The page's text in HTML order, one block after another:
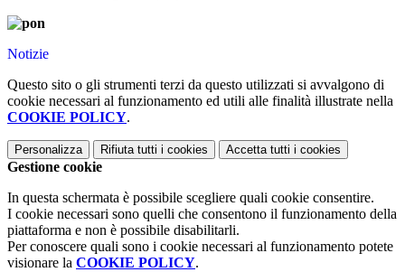
Notizie
Questo sito o gli strumenti terzi da questo utilizzati si avvalgono di
cookie necessari al funzionamento ed utili alle finalità illustrate nella
COOKIE POLICY.
Personalizza Rifiuta tutti i cookies Accetta tutti i cookies
Gestione cookie
In questa schermata è possibile scegliere quali cookie consentire.
I cookie necessari sono quelli che consentono il funzionamento della
piattaforma e non è possibile disabilitarli.
Per conoscere quali sono i cookie necessari al funzionamento potete
visionare la COOKIE POLICY.